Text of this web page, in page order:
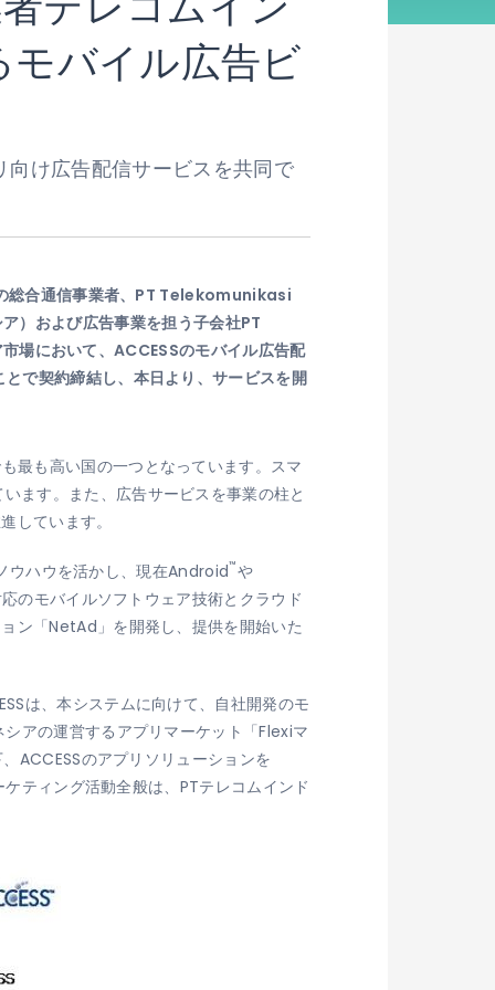
バイル広告ビ
け広告配信サービスを共同で
総合通信事業者、PT Telekomunikasi
および広告事業を担う子会社PT
において、ACCESSのモバイル広告配
で契約締結し、本日より、サービスを開
最も高い国の一つとなっています。スマ
ます。また、広告サービスを事業の柱と
しています。
ウハウを活かし、現在Android™や
のモバイルソフトウェア技術とクラウド
ン「NetAd」を開発し、提供を開始いた
は、本システムに向けて、自社開発のモ
アの運営するアプリマーケット「Flexiマ
ACCESSのアプリソリューションを
ティング活動全般は、PTテレコムインド